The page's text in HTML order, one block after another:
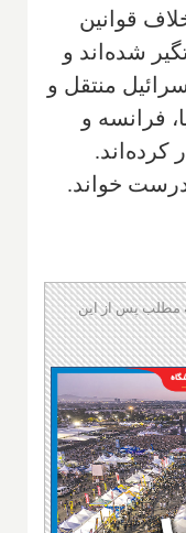
قوانین
شده‌اند و
منتقل و
فرانسه و
کرده‌اند.
خواند.
مطلب پس از این